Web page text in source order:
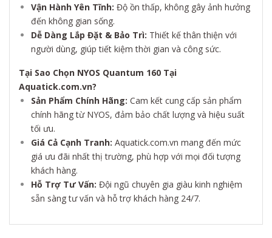
Vận Hành Yên Tĩnh: Độ ồn thấp, không gây ảnh hưởng
đến không gian sống.
Dễ Dàng Lắp Đặt & Bảo Trì: Thiết kế thân thiện với
người dùng, giúp tiết kiệm thời gian và công sức.
Tại Sao Chọn NYOS Quantum 160 Tại
Aquatick.com.vn?
Sản Phẩm Chính Hãng: Cam kết cung cấp sản phẩm
chính hãng từ NYOS, đảm bảo chất lượng và hiệu suất
tối ưu.
Giá Cả Cạnh Tranh: Aquatick.com.vn mang đến mức
giá ưu đãi nhất thị trường, phù hợp với mọi đối tượng
khách hàng.
Hỗ Trợ Tư Vấn: Đội ngũ chuyên gia giàu kinh nghiệm
sẵn sàng tư vấn và hỗ trợ khách hàng 24/7.